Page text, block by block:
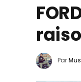
Par